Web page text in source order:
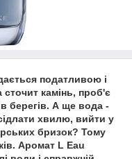
податливою і
сточит камінь, проб'є
берегів. А ще вода -
хвилю, вийти у
бризок? Тому
Аромат L Eau